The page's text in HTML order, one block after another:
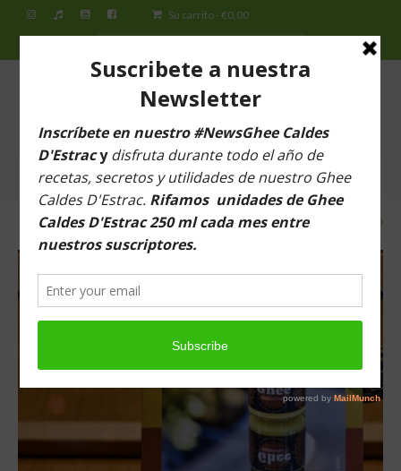
Su carrito -€0,00
por:
ESPAI DEL SILENCI
Ghee Caldes D’Estrac Barcelona
Menú
Inicio
¿Qué es el Ghee Caldes d’Estrac?
Tienda virtual
Contacto
VOLVER AALIMENTACION BIO